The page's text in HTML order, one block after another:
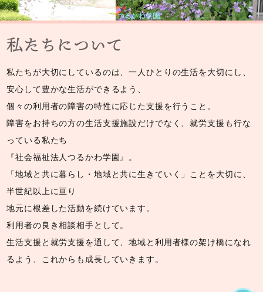
私たちが大切にしているのは、一人ひとりの生活を大切にし、
安心して豊かな生活ができるよう、
個々の利用者の障害の特性に応じた支援を行うこと。
障害をお持ちの方の生活支援施設だけでなく、就労支援も行な
っている私たち
『社会福祉法人つるかわ学園』。
「地域と共に暮らし・地域と共に生きていく」ことを大切に、
半世紀以上に亘り
地元に根差した活動を続けています。
利用者の良き相談相手として。
生活支援と就労支援を通して、地域と利用者様の架け橋になれ
るよう、これからも成長していきます。